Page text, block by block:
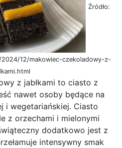
Źródło:
12/makowiec-czekoladowy-z-
z jabłkami to ciasto z
nawet osoby będące na
i wegetariańskiej. Ciasto
z orzechami i mielonymi
dodatkowo jest z
intensywny smak